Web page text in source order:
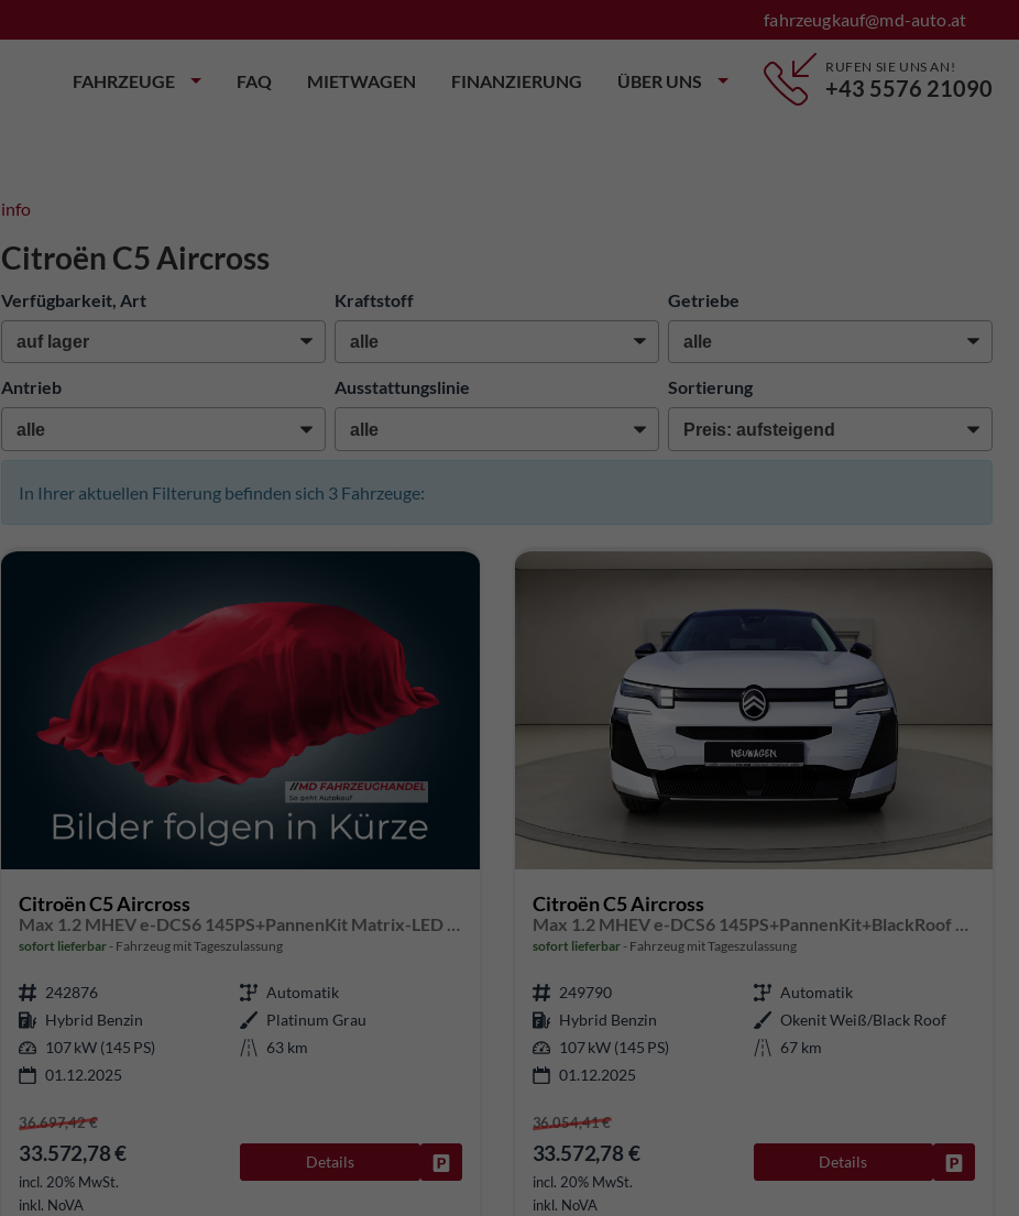
fahrzeugkauf@md-auto.at
FAHRZEUGE FAQ MIETWAGEN FINANZIERUNG ÜBER UNS
RUFEN SIE UNS AN!
+43 5576 21090
info
Citroën C5 Aircross
Verfügbarkeit, Art Kraftstoff Getriebe
Antrieb Ausstattungslinie Sortierung
In Ihrer aktuellen Filterung befinden sich 3 Fahrzeuge:
Citroën C5 Aircross
Max 1.2 MHEV e-DCS6 145PS+PannenKit Matrix-LED ab 239€ mtl. **sofort verfügbar**
sofort lieferbar Fahrzeug mit Tageszulassung
242876
Automatik
Hybrid Benzin
Platinum Grau
107 kW (145 PS)
63 km
01.12.2025
36.697,42 €
33.572,78 €
incl. 20% MwSt.
inkl. NoVA
Details Fahrzeug parken
Citroën C5 Aircross
Max 1.2 MHEV e-DCS6 145PS+PannenKit+BlackRoof Matrix-LED+BlackRoof**sofort verfügbar**
sofort lieferbar Fahrzeug mit Tageszulassung
249790
Automatik
Hybrid Benzin
Okenit Weiß/Black Roof
107 kW (145 PS)
67 km
01.12.2025
36.054,41 €
33.572,78 €
incl. 20% MwSt.
inkl. NoVA
Details